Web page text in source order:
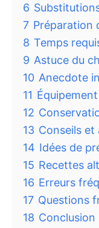
6
7 Préparation
8 Temps
9 Astuce du
10 Anecdote
11
12
13 Conseils et
14 Idées de
15 Recettes
16 Erreurs
17 Questions
18 Conclusion